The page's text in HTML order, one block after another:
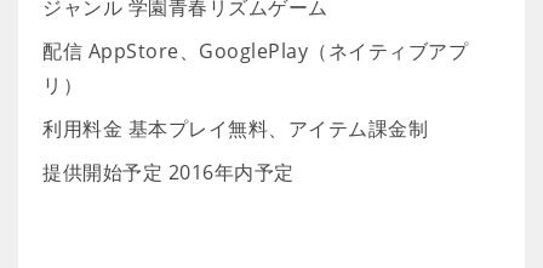
ジャンル 学園青春リズムゲーム
配信 AppStore、GooglePlay（ネイティブアプ
リ）
利用料金 基本プレイ無料、アイテム課金制
提供開始予定 2016年内予定